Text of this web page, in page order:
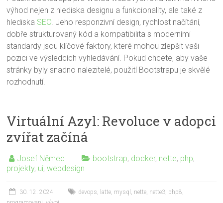
výhod nejen z hlediska designu a funkcionality, ale také z
hlediska SEO. Jeho responzivní design, rychlost načítání,
dobře strukturovaný kód a kompatibilita s moderními
standardy jsou klíčové faktory, které mohou zlepšit vaši
pozici ve výsledcích vyhledávání. Pokud chcete, aby vaše
stránky byly snadno nalezitelé, použití Bootstrapu je skvělé
rozhodnutí.
Virtuální Azyl: Revoluce v adopci
zvířat začíná
Josef Němec bootstrap, docker, nette, php,
projekty, ui,webdesign
30. 12. 2024 devops, latte, mysql , nette, nette3, php8,